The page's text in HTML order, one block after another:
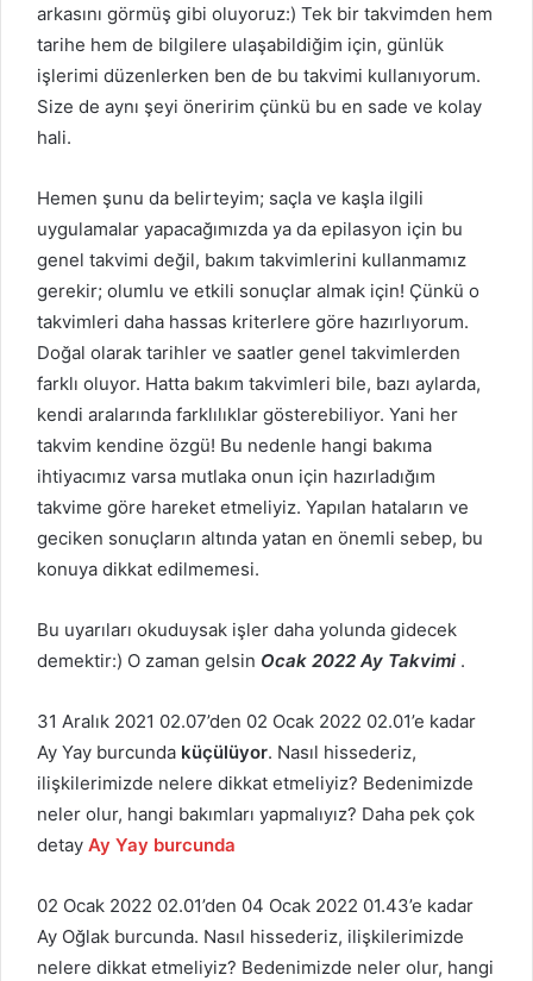
arkasını görmüş gibi oluyoruz:) Tek bir takvimden hem
tarihe hem de bilgilere ulaşabildiğim için, günlük
işlerimi düzenlerken ben de bu takvimi kullanıyorum.
Size de aynı şeyi öneririm çünkü bu en sade ve kolay
hali.
Hemen şunu da belirteyim; saçla ve kaşla ilgili
uygulamalar yapacağımızda ya da epilasyon için bu
genel takvimi değil, bakım takvimlerini kullanmamız
gerekir; olumlu ve etkili sonuçlar almak için! Çünkü o
takvimleri daha hassas kriterlere göre hazırlıyorum.
Doğal olarak tarihler ve saatler genel takvimlerden
farklı oluyor. Hatta bakım takvimleri bile, bazı aylarda,
kendi aralarında farklılıklar gösterebiliyor. Yani her
takvim kendine özgü! Bu nedenle hangi bakıma
ihtiyacımız varsa mutlaka onun için hazırladığım
takvime göre hareket etmeliyiz. Yapılan hataların ve
geciken sonuçların altında yatan en önemli sebep, bu
konuya dikkat edilmemesi.
Bu uyarıları okuduysak işler daha yolunda gidecek
demektir:) O zaman gelsin Ocak 2022 Ay Takvimi .
31 Aralık 2021 02.07’den 02 Ocak 2022 02.01’e kadar
Ay Yay burcunda küçülüyor. Nasıl hissederiz,
ilişkilerimizde nelere dikkat etmeliyiz? Bedenimizde
neler olur, hangi bakımları yapmalıyız? Daha pek çok
detay Ay Yay burcunda
02 Ocak 2022 02.01’den 04 Ocak 2022 01.43’e kadar
Ay Oğlak burcunda. Nasıl hissederiz, ilişkilerimizde
nelere dikkat etmeliyiz? Bedenimizde neler olur, hangi